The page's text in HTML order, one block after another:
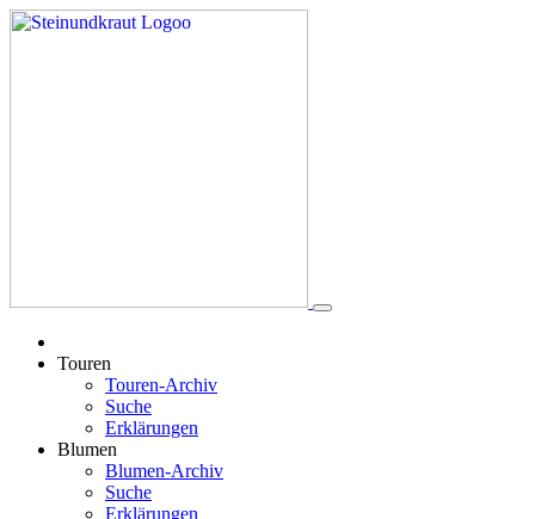
Touren
Touren-Archiv
Suche
Erklärungen
Blumen
Blumen-Archiv
Suche
Erklärungen